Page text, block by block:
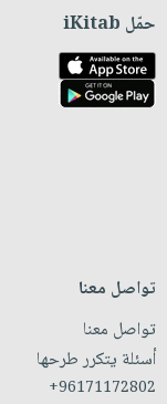
حمّل iKitab
تواصل معنا
تواصل معنا
أسئلة يتكرر طرحها
+96171172802